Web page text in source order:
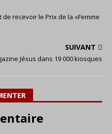
recevoir le Prix de la «Femme
SUIVANT
Jésus dans 19 000 kiosques